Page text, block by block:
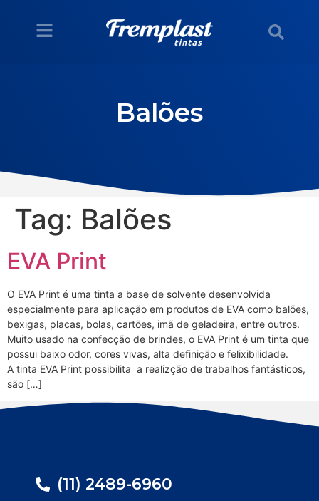
Balões
Tag: Balões
EVA Print
O EVA Print é uma tinta a base de solvente desenvolvida
especialmente para aplicação em produtos de EVA como balões,
bexigas, placas, bolas, cartões, imã de geladeira, entre outros.
Muito usado na confecção de brindes, o EVA Print é um tinta que
possui baixo odor, cores vivas, alta definição e felixibilidade.
A tinta EVA Print possibilita a realizção de trabalhos fantásticos,
são […]
(11) 2489-6960